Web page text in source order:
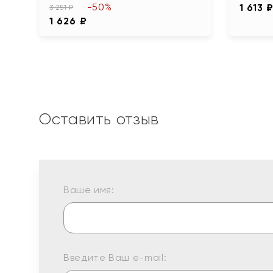
3 251 ₽
1 626 ₽
-50% 1 613 ₽
Оставить отзыв
Ваше имя:
Введите Ваш e-mail: